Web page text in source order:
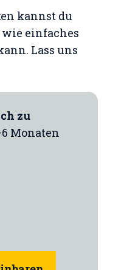
kannst du
einfaches
Lass uns
zu
Monaten